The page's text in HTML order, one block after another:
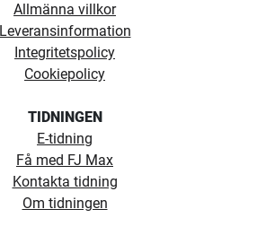
Allmänna villkor
Leveransinformation
Integritetspolicy
Cookiepolicy
TIDNINGEN
E-tidning
Få med FJ Max
Kontakta tidning
Om tidningen